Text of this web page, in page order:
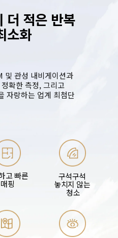
더 적은 반복
소화
및 관성 내비게이션과
확한 측정, 그리고
자랑하는 업계 최첨단
고 빠른
매핑
구석구석
놓치지 않는
청소